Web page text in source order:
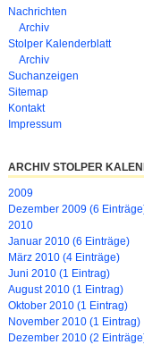
überspringen
Nachrichten
Archiv
Stolper Kalenderblatt
Archiv
Suchanzeigen
Sitemap
Kontakt
Impressum
ARCHIV STOLPER
2009
Dezember 2009 (6
2010
Januar 2010 (6 Einträge)
März 2010 (4 Einträge)
Juni 2010 (1 Eintrag)
August 2010 (1 Eintrag)
Oktober 2010 (1 Eintrag)
November 2010 (1 Eintrag)
Dezember 2010 (2